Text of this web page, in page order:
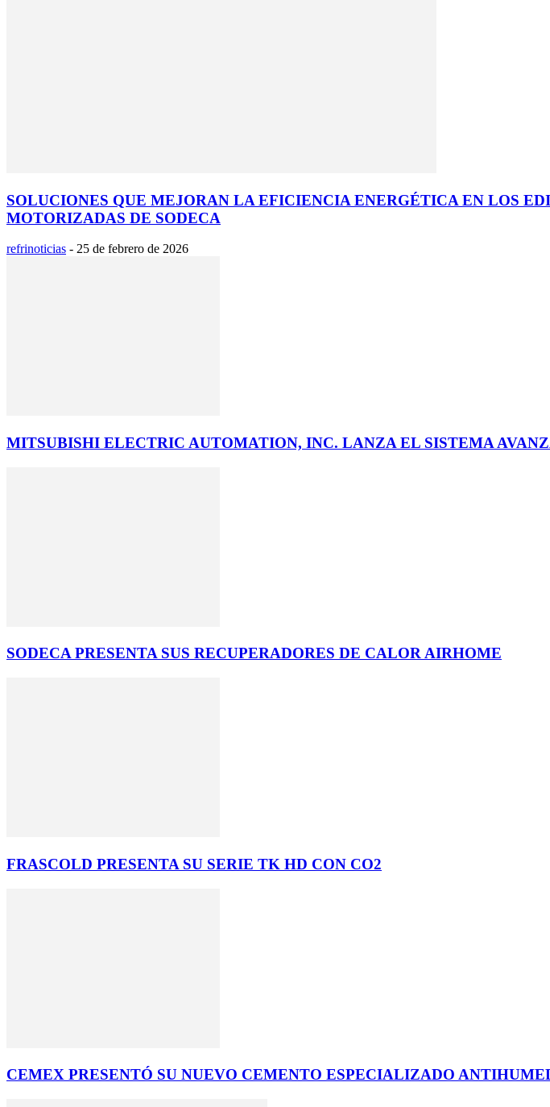
SOLUCIONES QUE MEJORAN LA EFICIENCIA ENERGÉTICA EN LOS
MOTORIZADAS DE SODECA
refrinoticias - 25 de febrero de 2026
MITSUBISHI ELECTRIC AUTOMATION, INC. LANZA EL SISTEMA
SODECA PRESENTA SUS RECUPERADORES DE CALOR AIRHOME
FRASCOLD PRESENTA SU SERIE TK HD CON CO2
CEMEX PRESENTÓ SU NUEVO CEMENTO ESPECIALIZADO